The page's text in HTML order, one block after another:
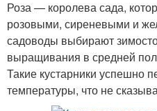
Роза — королева сада,
розовыми, сиреневыми и
садоводы выбирают
выращивания в средней
Такие кустарники успешно
температуры, что не